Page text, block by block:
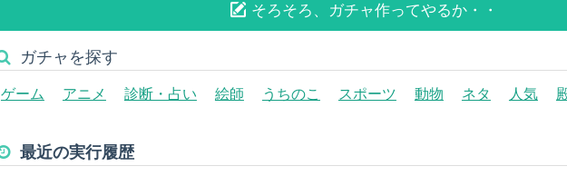
そろそろ、ガチャ作ってやるか・・
ガチャを探す
ゲーム アニメ 診断・占い 絵師 うちのこ スポーツ 動物 ネタ 人気
最近の実行履歴